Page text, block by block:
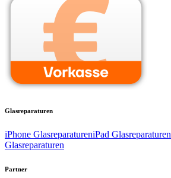
Glasreparaturen
iPhone GlasreparatureniPad Glasreparaturen
Glasreparaturen
Partner